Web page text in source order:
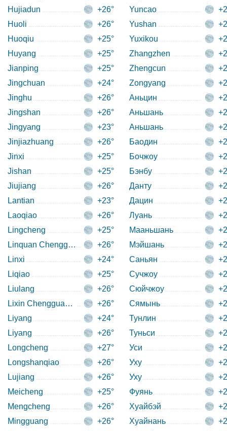
Hujiadun
+26°
Huoli
+26°
Huoqiu
+25°
Huyang
+25°
Jianping
+25°
Jingchuan
+24°
Jinghu
+26°
Jingshan
+26°
Jingyang
+23°
Jinjiazhuang
+26°
Jinxi
+25°
Jishan
+25°
Jiujiang
+26°
Lantian
+23°
Laoqiao
+26°
Lingcheng
+25°
Linquan Chengguanzhen+26°
Linxi
+24°
Liqiao
+25°
Liulang
+26°
Lixin Chengguanzhen
+26°
Liyang
+24°
Liyang
+26°
Longcheng
+27°
Longshanqiao
+26°
Lujiang
+26°
Meicheng
+25°
Mengcheng
+26°
Mingguang
+26°
Yuncao
Yushan
Yuxikou
Zhangzhen
Zhengcun
Zongyang
Аньцин
Аньшань
Аньшань
Баодин
Бочжоу
Бэнбу
Данту
Дацин
Луань
Мааньшань
Мэйшань
Саньян
Сучжоу
Сюйчжоу
Сямынь
Тунлин
Туньси
Уси
Уху
Уху
Фуянь
Хуайбэй
Хуайнань